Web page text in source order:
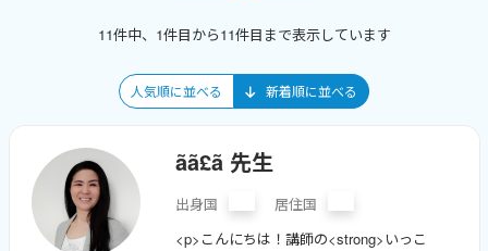
11件中、1件目から11件目まで表示しています
人気順に並べる 新着順に並べる
ãã£ã 先生
出身国
居住国
<p>こんにちは！講師の<strong>いっこ